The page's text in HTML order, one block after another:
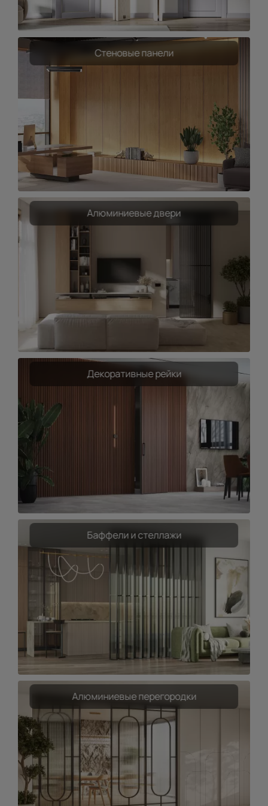
Стеновые панели
Алюминиевые двери
Декоративные рейки
Баффели и стеллажи
Алюминиевые перегородки